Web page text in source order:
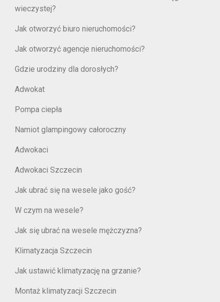
wieczystej?
Jak otworzyć biuro nieruchomości?
Jak otworzyć agencje nieruchomości?
Gdzie urodziny dla dorosłych?
Adwokat
Pompa ciepła
Namiot glampingowy całoroczny
Adwokaci
Adwokaci Szczecin
Jak ubrać się na wesele jako gość?
W czym na wesele?
Jak się ubrać na wesele mężczyzna?
Klimatyzacja Szczecin
Jak ustawić klimatyzację na grzanie?
Montaż klimatyzacji Szczecin